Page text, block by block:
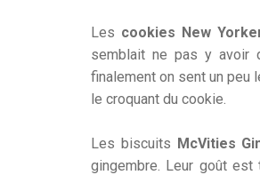
Les cookies New
semblait ne pas y avoir
finalement on sent un peu
le croquant du cookie.
Les biscuits McVities
gingembre. Leur goût